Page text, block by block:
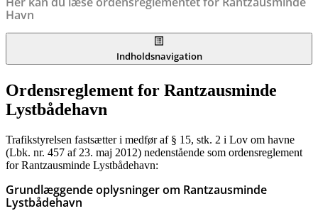
Havn
Indholdsnavigation
Ordensreglement for Rantzausminde
Lystbådehavn
Trafikstyrelsen fastsætter i medfør af § 15, stk. 2 i Lov om havne
(Lbk. nr. 457 af 23. maj 2012) nedenstående som ordensreglement
for Rantzausminde Lystbådehavn:
Grundlæggende oplysninger om Rantzausminde
Lystbådehavn